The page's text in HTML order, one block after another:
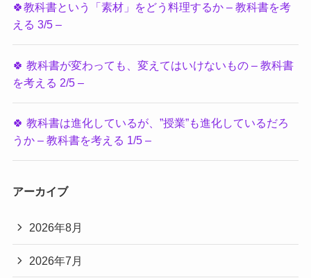
🍀教科書という「素材」をどう料理するか – 教科書を考
える 3/5 –
🍀 教科書が変わっても、変えてはいけないもの – 教科書
を考える 2/5 –
🍀 教科書は進化しているが、”授業”も進化しているだろ
うか – 教科書を考える 1/5 –
アーカイブ
2026年8月
2026年7月